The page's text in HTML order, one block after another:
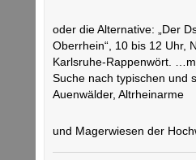
oder die Alternative: „Der
Oberrhein“, 10 bis 12 Uhr,
Karlsruhe-Rappenwört.
Suche nach typischen und
Auenwälder, Altrheinarme
und Magerwiesen der